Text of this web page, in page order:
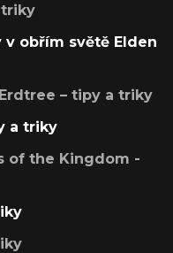
triky
obřím světě Elden
– tipy a triky
a triky
of the Kingdom -